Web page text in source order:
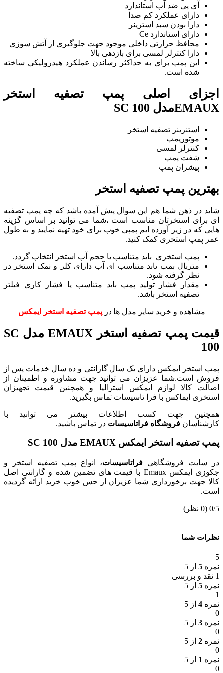
آی پی ضد آب استاندارد
دارای عملکرد کم صدا
دارا بودن سبد استرینر
دارای استاندارد Ce
محافظ حرارتی داخلی موجود جهت جلوگیری از آتش سوزی
دارا کنترلر لمسی برای بازدهی بالا
این پمپ برای به حداکثر رساندن عملکرد هیدرولیکی ساخته
شده است.
اجزای اصلی پمپ تصفیه استخر
EMAUXمدل SC 100
استنرینر تصفیه استخر
موتورپمپ
کنترلر لمسی
شفت پمپ
پیشران پمپ
بهترین پمپ تصفیه استخر
شاید در ذهن شما هم این سوال پیش آمده باشد که چه پمپ تصفیه
ای برای استخرتان مناسب است ،شما می توانید بر اساس گزینه
هایی که در زیر آورده ایم پمپی خوب برای خود تهیه نمایید و به طول
عمر پمپ استخری کمک کنید.
پمپ استخری باید متناسب یا حجم آب استخر انتخاب گردد.
متریال پمپ باید متناسب ای آب دارای کلر و نمک استخر در
نظر گرفته شود.
مقدار فشار تولید پمپ باید متناسب یا فشار کاری فیلتر
تصفیه استخر باشد.
مشاهده و خرید سایر مدل ها درپمپ تصفیه استخر ایمکس
قیمت پمپ تصفیه استخر EMAUX مدل SC
100
پمپ استخر ایمکس دارای یک سال گارانتی و ده سال خدمات پس از
فروش است.شما عزیزان می توانید جهت مشاوره و اطمینان از
اصالت کالا لوازم ایمکس استرالیا و همچنین قیمت تجهیزان
استخری ایماکس با فرا تاسیسات تماس بگیرید.
همچنین جهت کسب اطلاعات بیشتر می توانید با
کارشناسان فروشگاه فراتاسیسات در تماس باشید.
پمپ تصفیه استخر ایمکس EMAUX مدل SC 100
در سایت فروشگاهی فراتاسیسات، انواع پمپ تصفیه استخر و
جکوزی ایمکس Emaux با قیمت های تضمین شده و گارانتی اصل
کالا جهت برخورداری شما عزیزان از حس خوب خرید ارائه گردیده
است.
‫0/5 ‫(0 نظر)
نظرات شما
5
نمره 5 از 5
1 نقد و بررسی
نمره 5 از 5
1
نمره 4 از 5
0
نمره 3 از 5
0
نمره 2 از 5
0
نمره 1 از 5
0